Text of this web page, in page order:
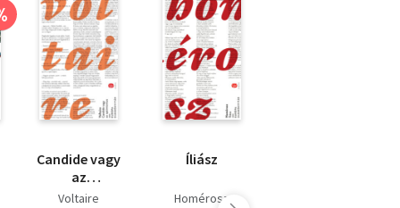
Candide vagy
az
optimizmus
Voltaire
Íliász
Homérosz